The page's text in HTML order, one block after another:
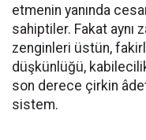
etmenin yanında
sahiptiler. Fakat aynı
zenginleri üstün,
düşkünlüğü,
son derece çirkin
sistem.